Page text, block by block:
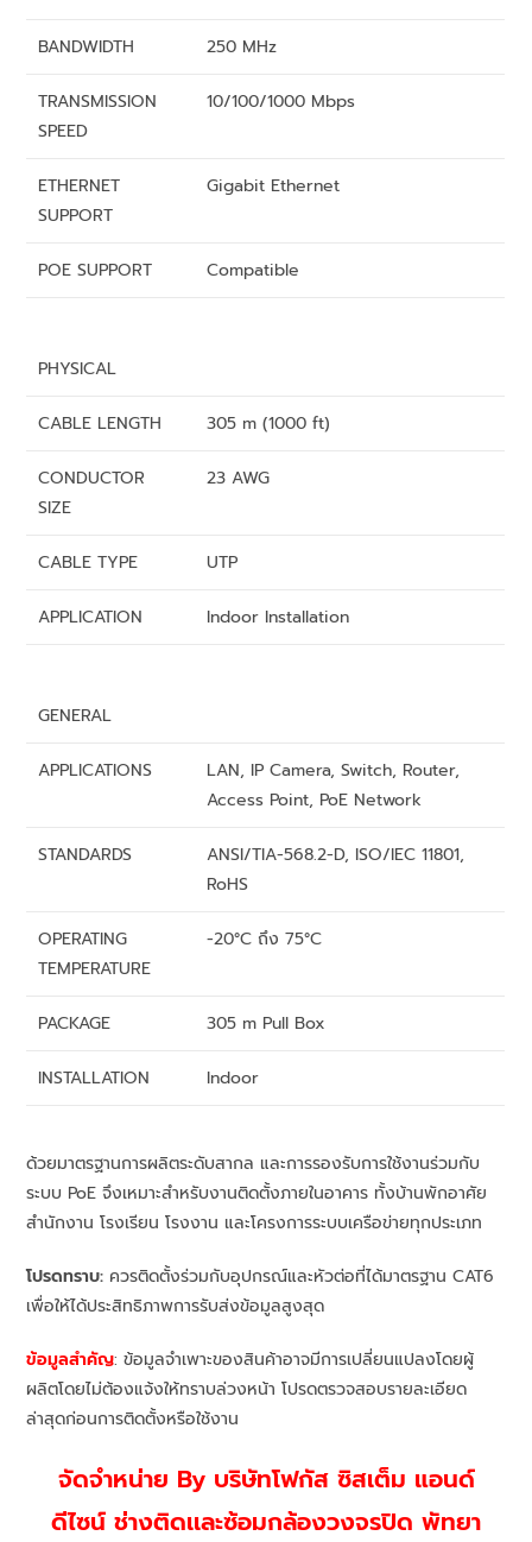
BANDWIDTH 250 MHz
TRANSMISSION
SPEED
10/100/1000 Mbps
ETHERNET
SUPPORT
Gigabit Ethernet
POE SUPPORT Compatible
PHYSICAL
CABLE LENGTH 305 m (1000 ft)
CONDUCTOR
SIZE
23 AWG
CABLE TYPE UTP
APPLICATION Indoor Installation
GENERAL
APPLICATIONS
LAN, IP Camera, Switch, Router,
Access Point, PoE Network
STANDARDS
ANSI/TIA-568.2-D, ISO/IEC 11801,
RoHS
OPERATING
TEMPERATURE
-20°C ถึง 75°C
PACKAGE 305 m Pull Box
INSTALLATION Indoor
ด้วยมาตรฐานการผลิตระดับสากล และการรองรับการใช้งานร่วมกับ
ระบบ PoE จึงเหมาะสำหรับงานติดตั้งภายในอาคาร ทั้งบ้านพักอาศัย
สำนักงาน โรงเรียน โรงงาน และโครงการระบบเครือข่ายทุกประเภท
โปรดทราบ: ควรติดตั้งร่วมกับอุปกรณ์และหัวต่อที่ได้มาตรฐาน CAT6
เพื่อให้ได้ประสิทธิภาพการรับส่งข้อมูลสูงสุด
ข้อมูลสำคัญ: ข้อมูลจำเพาะของสินค้าอาจมีการเปลี่ยนแปลงโดยผู้
ผลิตโดยไม่ต้องแจ้งให้ทราบล่วงหน้า โปรดตรวจสอบรายละเอียด
ล่าสุดก่อนการติดตั้งหรือใช้งาน
จัดจำหน่าย By บริษัทโฟกัส ซิสเต็ม แอนด์
ดีไซน์ ช่างติดเเละซ้อมกล้องวงจรปิด พัทยา